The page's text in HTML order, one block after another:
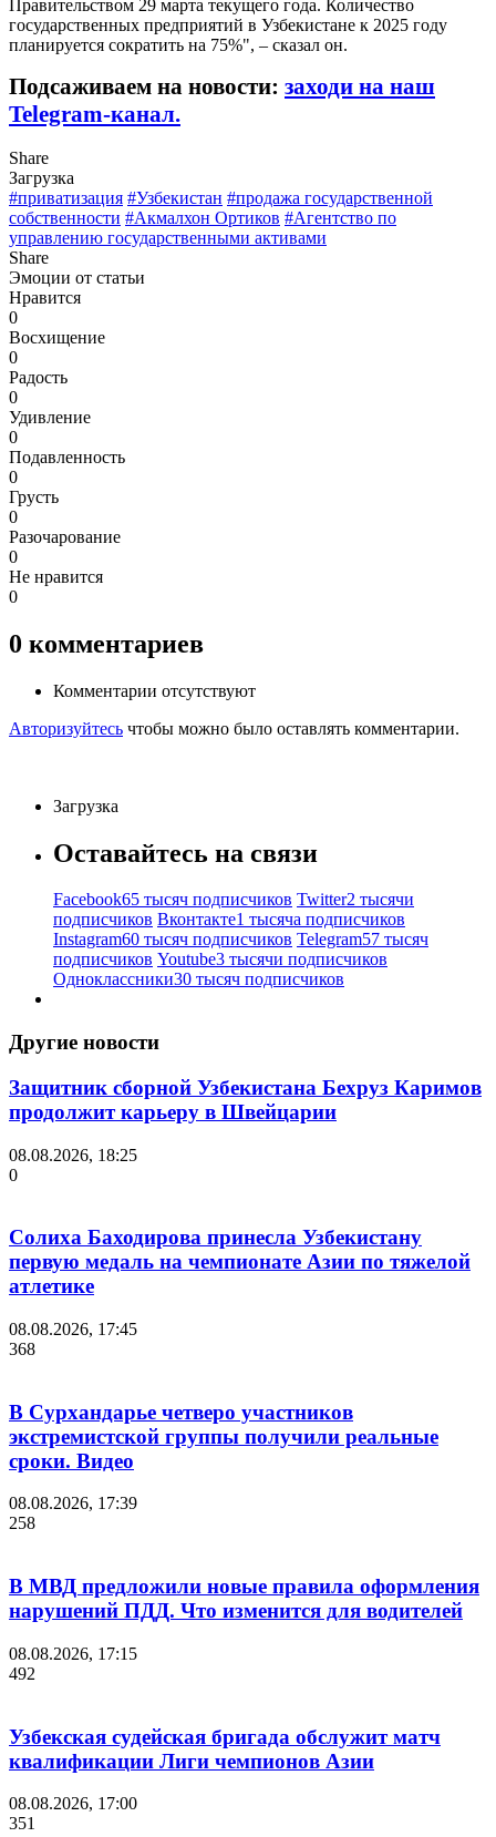
Правительством 29 марта текущего года. Количество
государственных предприятий в Узбекистане к 2025 году
планируется сократить на 75%", – сказал он.
Подсаживаем на новости: заходи на наш
Telegram-канал.
Share
Загрузка
#приватизация #Узбекистан #продажа государственной
собственности #Акмалхон Ортиков #Агентство по
управлению государственными активами
Share
Эмоции от статьи
Нравится
0
Восхищение
0
Радость
0
Удивление
0
Подавленность
0
Грусть
0
Разочарование
0
Не нравится
0
0 комментариев
Комментарии отсутствуют
Авторизуйтесь чтобы можно было оставлять комментарии.
Загрузка
Оставайтесь на связи
Facebook65 тысяч подписчиков Twitter2 тысячи
подписчиков Вконтакте1 тысяча подписчиков
Instagram60 тысяч подписчиков Telegram57 тысяч
подписчиков Youtube3 тысячи подписчиков
Одноклассники30 тысяч подписчиков
Другие новости
Защитник сборной Узбекистана Бехруз Каримов
продолжит карьеру в Швейцарии
08.08.2026, 18:25
0
Солиха Баходирова принесла Узбекистану
первую медаль на чемпионате Азии по тяжелой
атлетике
08.08.2026, 17:45
368
В Сурхандарье четверо участников
экстремистской группы получили реальные
сроки. Видео
08.08.2026, 17:39
258
В МВД предложили новые правила оформления
нарушений ПДД. Что изменится для водителей
08.08.2026, 17:15
492
Узбекская судейская бригада обслужит матч
квалификации Лиги чемпионов Азии
08.08.2026, 17:00
351